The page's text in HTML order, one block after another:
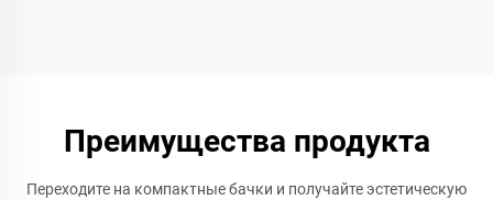
Преимущества продукта
Переходите на компактные бачки и получайте эстетическую